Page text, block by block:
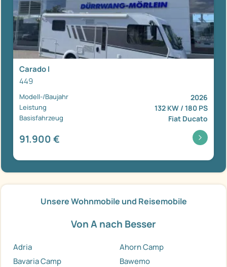
Carado I
449
Modell-/Baujahr 2026
Leistung 132 KW / 180 PS
Basisfahrzeug Fiat Ducato
91.900 €
Unsere Wohnmobile und Reisemobile
Von A nach Besser
Adria
Ahorn Camp
Bavaria Camp
Bawemo